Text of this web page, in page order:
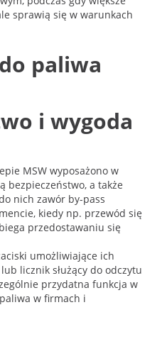
sprawią się w warunkach
paliwa
i wygoda
MSW wyposażono w
bezpieczeństwo, a także
nich zawór by-pass
kiedy np. przewód się
przedostawaniu się
umożliwiające ich
licznik służący do odczytu
przydatna funkcja w
w firmach i